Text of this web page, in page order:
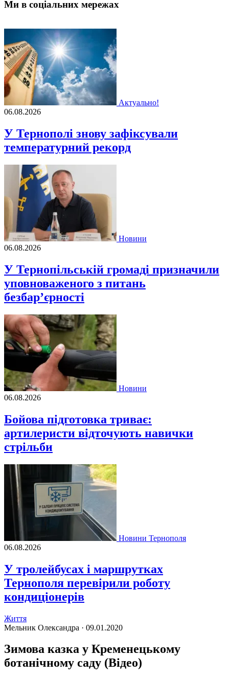
Ми в соціальних мережах
Актуально!
06.08.2026
У Тернополі знову зафіксували
температурний рекорд
Новини
06.08.2026
У Тернопільській громаді призначили
уповноваженого з питань
безбар’єрності
Новини
06.08.2026
Бойова підготовка триває:
артилеристи відточують навички
стрільби
Новини Тернополя
06.08.2026
У тролейбусах і маршрутках
Тернополя перевірили роботу
кондиціонерів
Життя
Мельник Олександра · 09.01.2020
Зимова казка у Кременецькому
ботанічному саду (Відео)